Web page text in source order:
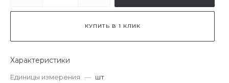
КУПИТЬ В 1 КЛИК
Характеристики
Единицы измерения — шт